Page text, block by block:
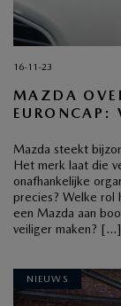
16-11-23
MAZDA
EURONCAP:
Mazda steekt
Het merk laat die
onafhankelijke
precies? Welke rol
een Mazda aan
veiliger maken? […]
NIEUWS